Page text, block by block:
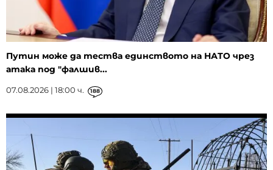
Путин може да тества единството на НАТО чрез
атака под "фалшив...
07.08.2026 | 18:00 ч. 188